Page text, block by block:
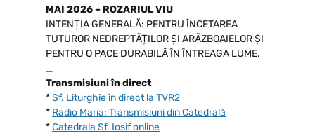
MAI 2026 – ROZARIUL VIU
INTENȚIA GENERALĂ: PENTRU ÎNCETAREA
TUTUROR NEDREPTĂȚILOR ȘI ARĂZBOAIELOR ȘI
PENTRU O PACE DURABILĂ ÎN ÎNTREAGA LUME.
_
Transmisiuni în direct
*Sf. Liturghie în direct la TVR2
* Radio Maria: Transmisiuni din Catedrală
*Catedrala Sf. Iosif online